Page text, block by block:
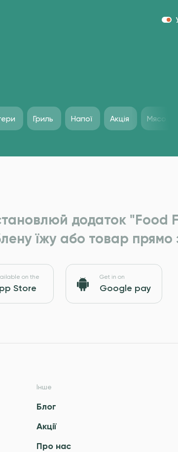
Гриль Напої Акція Мясо
додаток "Food
їжу або товар прямо
on the
Store
Get in on
Google pay
Інше
Блог
Акції
Про нас